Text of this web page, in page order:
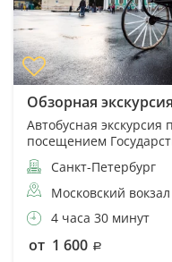
Обзорная
Автобусная экскурсия
посещением
Санкт-Петербург
Московский вокзал
4 часа 30 минут
от 1 600